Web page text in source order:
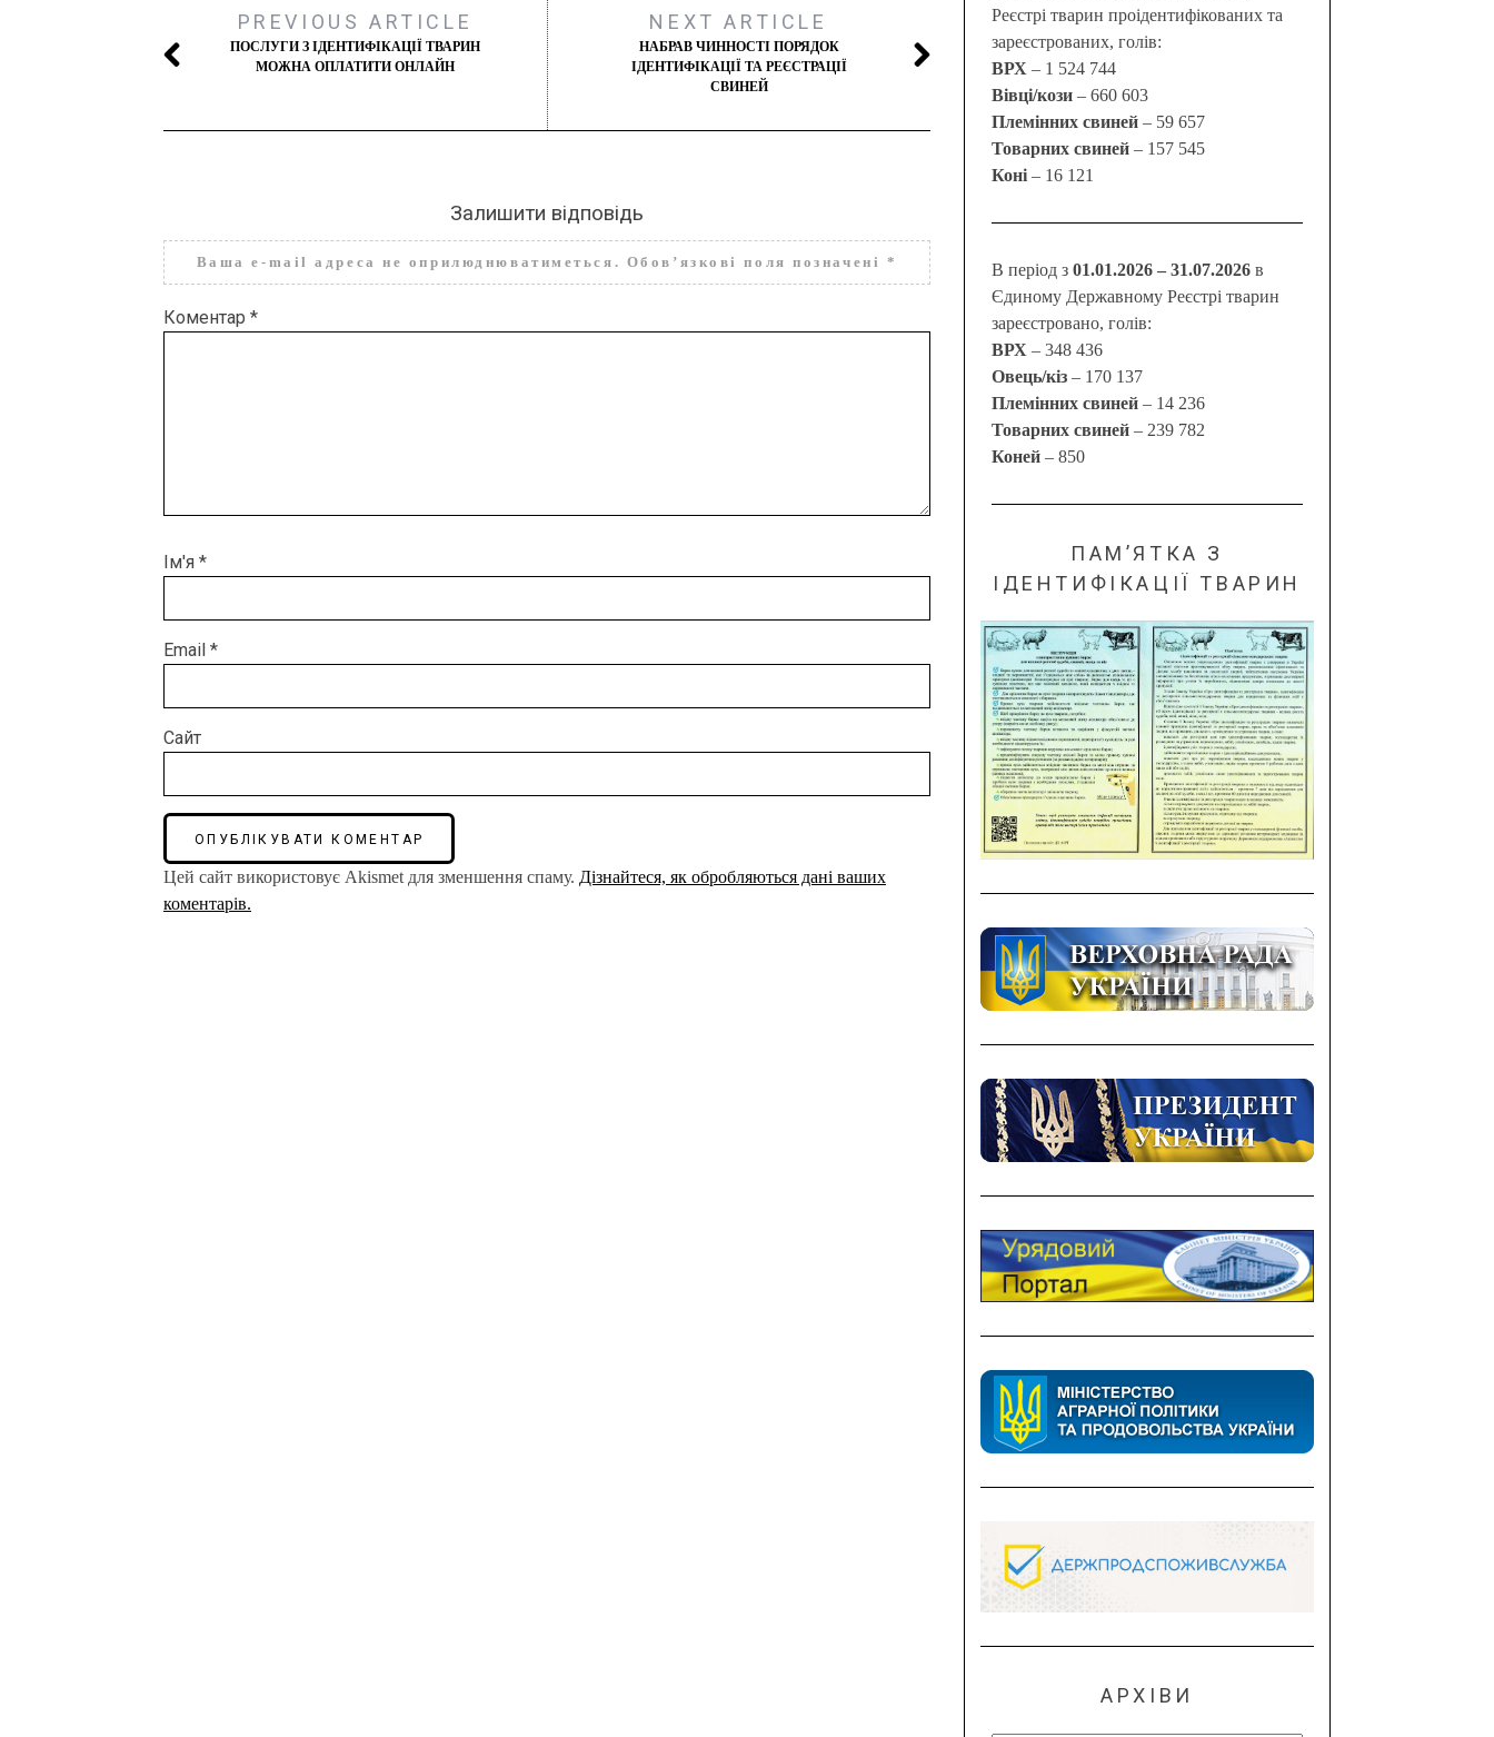
PREVIOUS ARTICLE
ПОСЛУГИ З ІДЕНТИФІКАЦІЇ ТВАРИН
МОЖНА ОПЛАТИТИ ОНЛАЙН
NEXT ARTICLE
НАБРАВ ЧИННОСТІ ПОРЯДОК
ІДЕНТИФІКАЦІЇ ТА РЕЄСТРАЦІЇ
СВИНЕЙ
Залишити відповідь
Ваша e-mail адреса не оприлюднюватиметься. Обов’язкові поля позначені *
Коментар *
Ім'я *
Email *
Сайт
Цей сайт використовує Akismet для зменшення спаму. Дізнайтеся, як обробляються дані ваших
коментарів.
Реєстрі тварин проідентифікованих та
зареєстрованих, голів:
ВРХ – 1 524 744
Вівці/кози – 660 603
Племінних свиней – 59 657
Товарних свиней – 157 545
Коні – 16 121
В період з 01.01.2026 – 31.07.2026 в
Єдиному Державному Реєстрі тварин
зареєстровано, голів:
ВРХ – 348 436
Овець/кіз – 170 137
Племінних свиней – 14 236
Товарних свиней – 239 782
Коней – 850
ПАМ’ЯТКА З
ІДЕНТИФІКАЦІЇ ТВАРИН
АРХІВИ